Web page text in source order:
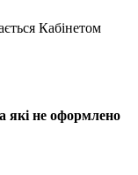
Кабінетом
які не оформлено